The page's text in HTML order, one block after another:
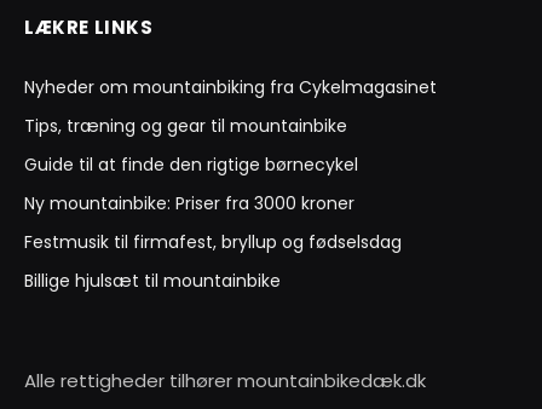
LÆKRE LINKS
Nyheder om mountainbiking fra Cykelmagasinet
Tips, træning og gear til mountainbike
Guide til at finde den rigtige børnecykel
Ny mountainbike: Priser fra 3000 kroner
Festmusik til firmafest, bryllup og fødselsdag
Billige hjulsæt til mountainbike
Alle rettigheder tilhører mountainbikedæk.dk